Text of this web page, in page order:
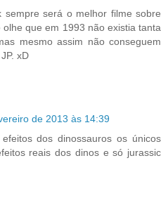
sempre será o melhor filme sobre
que em 1993 não existia tanta
mesmo assim não conseguem
xD
de 2013 às 14:39
dos dinossauros os únicos
reais dos dinos e só jurassic